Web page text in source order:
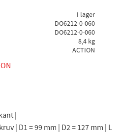
I lager
DO6212-0-060
DO6212-0-060
8,4 kg
ACTION
|
| D1 = 99 mm | D2 = 127 mm | L